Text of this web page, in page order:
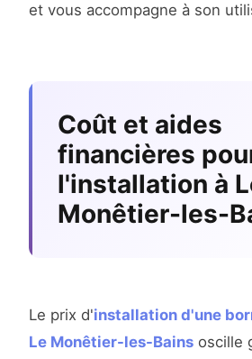
et vous accompagne à son
Coût et aides
financières
l'installation à
Monêtier-les-
Le prix d'installation d'une
Le Monêtier-les-Bains oscille